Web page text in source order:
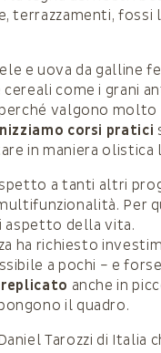
terrazzamenti, fossi
e uova da galline
come i grani
valgono molto
corsi pratici
in maniera olistica
a tanti altri
Per
aspetto della vita.
ha richiesto
a pochi – e
replicato anche in
il quadro.
Tarozzi di Italia